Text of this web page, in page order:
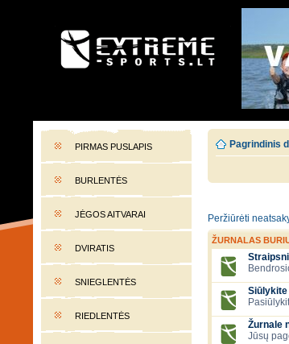
EXTREME-SPORTS.LT
PIRMAS PUSLAPIS
BURLENTĖS
JĖGOS AITVARAI
DVIRATIS
SNIEGLENTĖS
RIEDLENTĖS
Pagrindinis
Peržiūrėti
ŽURNALAS
Žurnale
Jūsų